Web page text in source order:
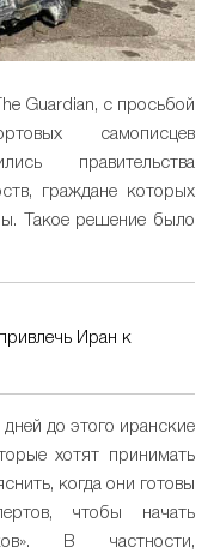
Guardian, с просьбой
самописцев
правительства
граждане которых
Такое решение было
Иран к
до этого иранские
хотят принимать
когда они готовы
чтобы начать
В частности,